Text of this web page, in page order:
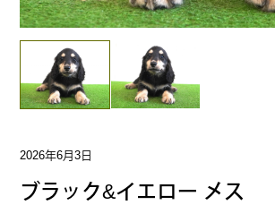
2026年6月3日
ブラック&イエロー メス